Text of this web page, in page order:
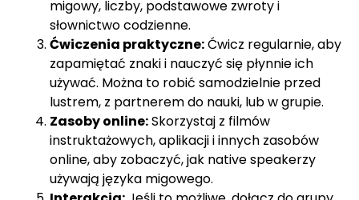
migowy, liczby, podstawowe zwroty i
słownictwo codzienne.
Ćwiczenia praktyczne:Ćwicz regularnie, aby
zapamiętać znaki i nauczyć się płynnie ich
używać. Można to robić samodzielnie przed
lustrem, z partnerem do nauki, lub w grupie.
Zasoby online:Skorzystaj z filmów
instruktażowych, aplikacji i innych zasobów
online, aby zobaczyć, jak native speakerzy
używają języka migowego.